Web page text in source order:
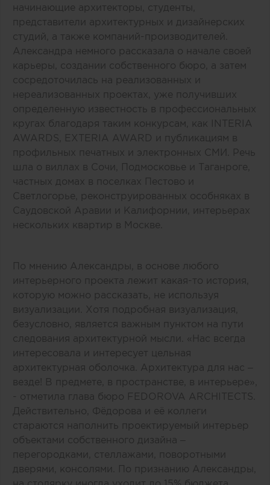
начинающие архитекторы, студенты,
представители архитектурных и дизайнерских
студий, а также компаний-производителей.
Александра немного рассказала о начале своей
карьеры, создании собственного бюро, а затем
сосредоточилась на реализованных и
нереализованных проектах, уже получивших
определенную известность в профессиональных
кругах благодаря таким конкурсам, как INTERIA
AWARDS, EXTERIA AWARD и публикациям в
профильных печатных и электронных СМИ. Речь
шла о виллах в Сочи, Подмосковье и Таганроге,
частных домах в поселках Пестово и
Светлогорье, реконструированных особняках в
Саудовской Аравии и Калифорнии, интерьерах
нескольких квартир в Москве.
По мнению Александры, в основе любого
интерьерного проекта лежит какая-то история,
которую можно рассказать, не используя
визуализации. Хотя подробная визуализация,
безусловно, является важным пунктом на пути
следования архитектурной мысли. «Нас всегда
интересовала и интересует цельная
архитектурная оболочка. Архитектура для нас –
везде! В предмете, в пространстве, в интерьере»,
- отметила глава бюро FEDOROVA ARCHITECTS.
Действительно, Фёдорова и её коллеги
стараются наполнить проектируемый интерьер
объектами собственного дизайна –
перегородками, стеллажами, поворотными
дверями, консолями. По признанию Александры,